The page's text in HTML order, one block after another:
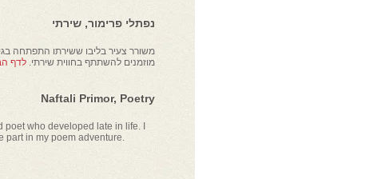
נפתלי פרימור, שירתי
משורר צעיר בליבו ששירתו התפתחה
מוזמנים להשתתף בחווית שירתי. לדף
Naftali Primor, Poetry
poet who developed late in life. I
part in my poem adventure.